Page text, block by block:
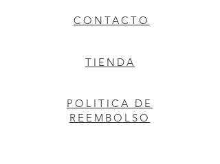
CONTACTO
TIENDA
POLITICA DE
REEMBOLSO